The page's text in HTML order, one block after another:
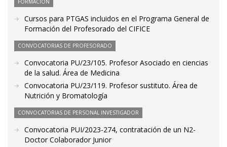
FORMACIÓN
Cursos para PTGAS incluidos en el Programa General de
Formación del Profesorado del CIFICE
CONVOCATORIAS DE PROFESORADO
Convocatoria PU/23/105. Profesor Asociado en ciencias
de la salud. Área de Medicina
Convocatoria PU/23/119. Profesor sustituto. Área de
Nutrición y Bromatología
CONVOCATORIAS DE PERSONAL INVESTIGADOR
Convocatoria PUI/2023-274, contratación de un N2-
Doctor Colaborador Junior